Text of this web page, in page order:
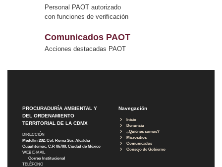
Personal PAOT autorizado
con funciones de verificación
Comunicados PAOT
Acciones destacadas PAOT
PROCURADURÍA AMBIENTAL Y
DEL ORDENAMIENTO
TERRITORIAL DE LA CDMX
DIRECCIÓN
Medellín 202, Col. Roma Sur, Alcaldía
Cuauhtémoc, C.P. 06700, Ciudad de México
WEB E-MAIL
Correo Institucional
TELÉFONO
Navegación
Inicio
Denuncia
¿Quiénes somos?
Micrositios
Comunicados
Consejo de Gobierno